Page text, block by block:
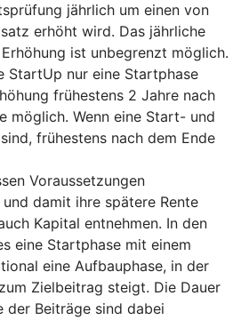
jährlich um einen von
erhöht wird. Das jährliche
ist unbegrenzt möglich.
StartUp nur eine Startphase
frühestens 2 Jahre nach
möglich. Wenn eine Start- und
frühestens nach dem Ende
Voraussetzungen
damit ihre spätere Rente
Kapital entnehmen. In den
eine Startphase mit einem
eine Aufbauphase, in der
Zielbeitrag steigt. Die Dauer
der Beiträge sind dabei